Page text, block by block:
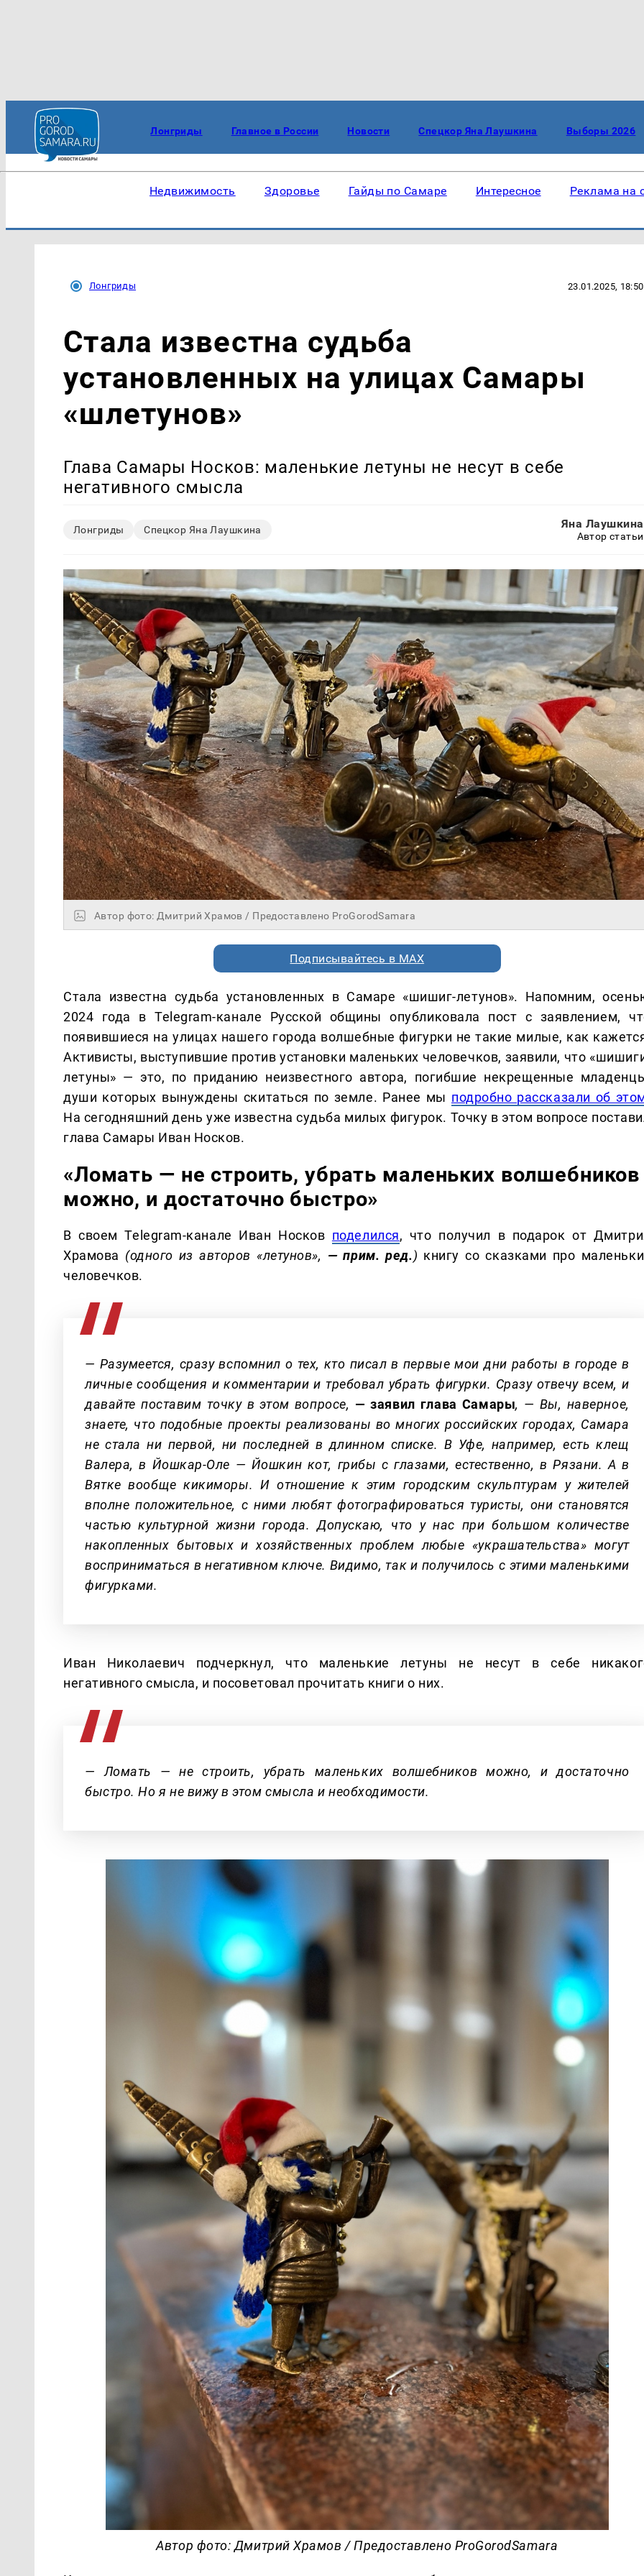
Лонгриды Главное в России Новости Спецкор Яна Лаушкина Выборы 2026
Недвижимость Здоровье Гайды по Самаре Интересное Реклама на
Лонгриды 23.01.2025, 18:50
Стала известна судьба
установленных на улицах Самары
«шлетунов»
Глава Самары Носков: маленькие летуны не несут в себе
негативного смысла
Лонгриды Спецкор Яна Лаушкина Яна Лаушкина
Автор статьи
Автор фото: Дмитрий Храмов / Предоставлено ProGorodSamara
Подписывайтесь в MAX
Стала известна судьба установленных в Самаре «шишиг-летунов». Напомним,
2024 года в Telegram-канале Русской общины опубликовала пост с заявлением,
появившиеся на улицах нашего города волшебные фигурки не такие милые, как
Активисты, выступившие против установки маленьких человечков, заявили, что
летуны» — это, по приданию неизвестного автора, погибшие некрещенные
души которых вынуждены скитаться по земле. Ранее мы подробно рассказали об
На сегодняшний день уже известна судьба милых фигурок. Точку в этом вопросе
глава Самары Иван Носков.
«Ломать — не строить, убрать маленьких волшебников
можно, и достаточно быстро»
В своем Telegram-канале Иван Носков поделился, что получил в подарок от
Храмова (одного из авторов «летунов», — прим. ред.) книгу со сказками про
человечков.
— Разумеется, сразу вспомнил о тех, кто писал в первые мои дни работы в городе в
личные сообщения и комментарии и требовал убрать фигурки. Сразу отвечу всем, и
давайте поставим точку в этом вопросе, — заявил глава Самары, — Вы, наверное,
знаете, что подобные проекты реализованы во многих российских городах, Самара
не стала ни первой, ни последней в длинном списке. В Уфе, например, есть клещ
Валера, в Йошкар-Оле — Йошкин кот, грибы с глазами, естественно, в Рязани. А в
Вятке вообще кикиморы. И отношение к этим городским скульптурам у жителей
вполне положительное, с ними любят фотографироваться туристы, они становятся
частью культурной жизни города. Допускаю, что у нас при большом количестве
накопленных бытовых и хозяйственных проблем любые «украшательства» могут
восприниматься в негативном ключе. Видимо, так и получилось с этими маленькими
фигурками.
Иван Николаевич подчеркнул, что маленькие летуны не несут в себе
негативного смысла, и посоветовал прочитать книги о них.
— Ломать — не строить, убрать маленьких волшебников можно, и достаточно
быстро. Но я не вижу в этом смысла и необходимости.
Автор фото: Дмитрий Храмов / Предоставлено ProGorodSamara